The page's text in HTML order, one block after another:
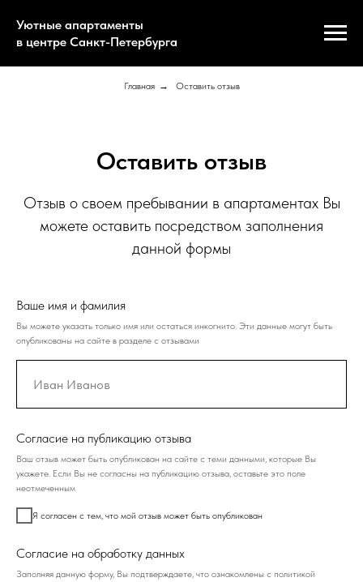
Уютные апартаменты
в центре Санкт-Петербурга
Главная → Оставить отзыв
Оставить отзыв
Отзыв о своем пребывании в апартаментах Вы
можете оставить посредством заполнения
данной формы
Ваше имя и фамилия
Вы можете указать только имя или остаться инкогнито. Эти данные могут быть
опубликованы на сайте в разделе с отзывами
Согласие на публикацию отзыва
Ваш отзыв может быть опубликован на сайте с теми данными, которые Вы
укажете. Если Вы не согласны на публикацию отзыва, оставьте это поле
неотмеченным
Я согласен с тем, что мой отзыв может быть опубликован
Согласие на обработку данных
Заполняя данную форму, Вы подтверждаете, что ознакомлены с политикой